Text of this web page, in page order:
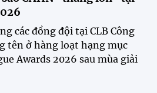
giải thưởng đặc biệt từ